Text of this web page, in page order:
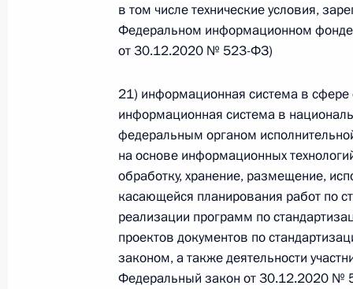
Федеральный закон от
О ратификации Соглашения между
по вопросам внутренних дел и миграции
26 июля 2026 года
Федеральный закон от
О внесении изменений в Кодекс
Федерального закона «Об обеспечении
26 июля 2026 года
в том числе технические условия,
Федеральном информационном фонде
от 30.12.2020 № 523-ФЗ)
21) информационная система в сфере
информационная система в
федеральным органом
на основе информационных
обработку, хранение, размещение,
касающейся планирования работ по
реализации программ по
проектов документов по
законом, а также деятельности
Федеральный закон от 30.12.2020 №